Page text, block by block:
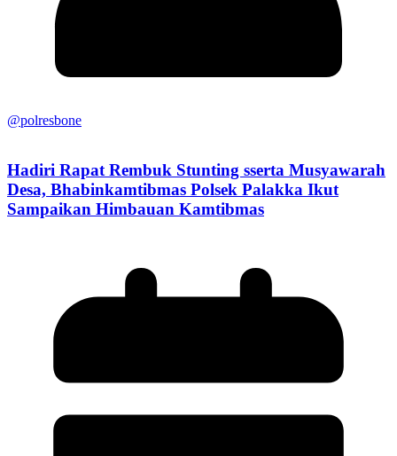
@polresbone
Hadiri Rapat Rembuk Stunting sserta Musyawarah
Desa, Bhabinkamtibmas Polsek Palakka Ikut
Sampaikan Himbauan Kamtibmas